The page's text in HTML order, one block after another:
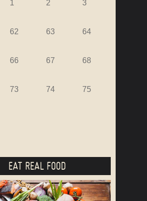
1 2 3
62 63 64
66 67 68
73 74 75
EAT REAL FOOD